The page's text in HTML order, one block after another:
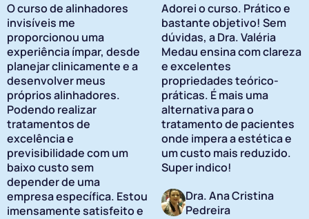
O curso de alinhadores
invisíveis me
proporcionou uma
experiência ímpar, desde
planejar clinicamente e a
desenvolver meus
próprios alinhadores.
Podendo realizar
tratamentos de
excelência e
previsibilidade com um
baixo custo sem
depender de uma
empresa específica. Estou
imensamente satisfeito e
Adorei o curso. Prático e
bastante objetivo! Sem
dúvidas, a Dra. Valéria
Medau ensina com clareza
e excelentes
propriedades teórico-
práticas. É mais uma
alternativa para o
tratamento de pacientes
onde impera a estética e
um custo mais reduzido.
Super indico!
Dra. Ana Cristina
Pedreira